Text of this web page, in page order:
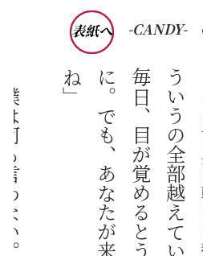
表紙へ -CANDY-
」